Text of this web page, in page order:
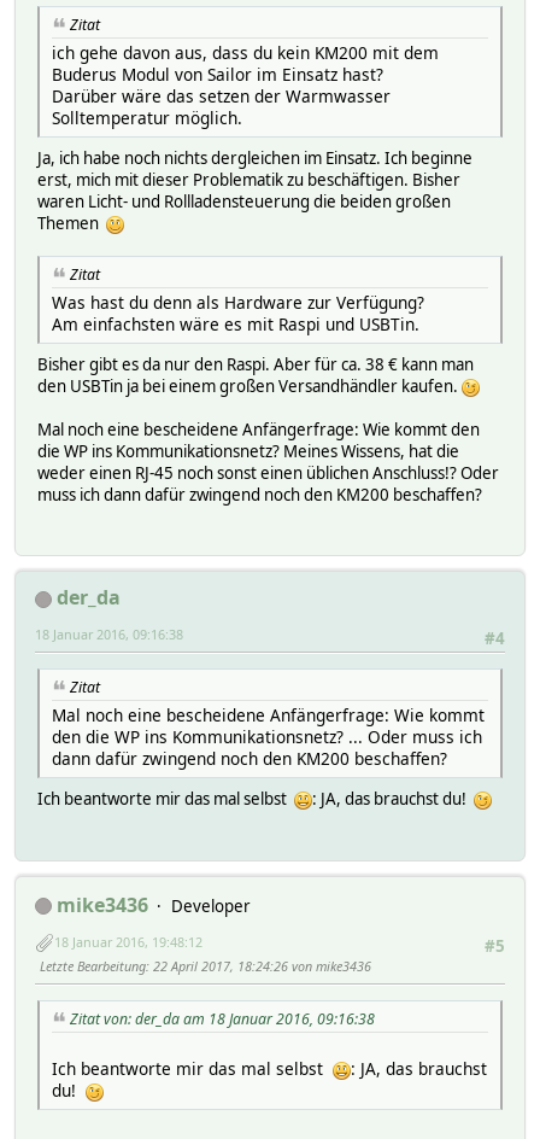
Zitat
ich gehe davon aus, dass du kein KM200 mit dem
Buderus Modul von Sailor im Einsatz hast?
Darüber wäre das setzen der Warmwasser
Solltemperatur möglich.
Ja, ich habe noch nichts dergleichen im Einsatz. Ich beginne
erst, mich mit dieser Problematik zu beschäftigen. Bisher
waren Licht- und Rollladensteuerung die beiden großen
Themen
Zitat
Was hast du denn als Hardware zur Verfügung?
Am einfachsten wäre es mit Raspi und USBTin.
Bisher gibt es da nur den Raspi. Aber für ca. 38 € kann man
den USBTin ja bei einem großen Versandhändler kaufen.
Mal noch eine bescheidene Anfängerfrage: Wie kommt den
die WP ins Kommunikationsnetz? Meines Wissens, hat die
weder einen RJ-45 noch sonst einen üblichen Anschluss!? Oder
muss ich dann dafür zwingend noch den KM200 beschaffen?
der_da
#4
18 Januar 2016, 09:16:38
Zitat
Mal noch eine bescheidene Anfängerfrage: Wie kommt
den die WP ins Kommunikationsnetz? ... Oder muss ich
dann dafür zwingend noch den KM200 beschaffen?
Ich beantworte mir das mal selbst : JA, das brauchst du!
mike3436
Developer
#5
18 Januar 2016, 19:48:12
Letzte Bearbeitung: 22 April 2017, 18:24:26 von mike3436
Zitat von: der_da am 18 Januar 2016, 09:16:38
Ich beantworte mir das mal selbst
: JA, das brauchst
du!